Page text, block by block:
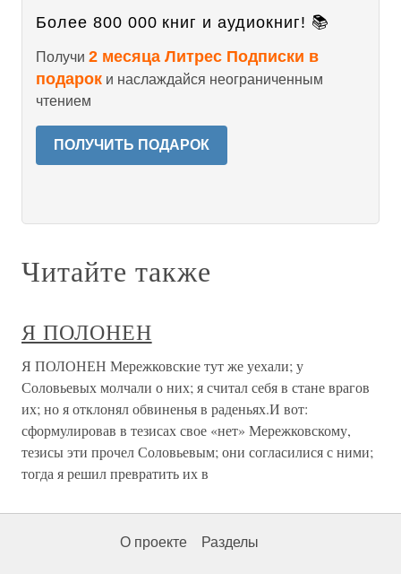
Более 800 000 книг и аудиокниг! 📚
Получи 2 месяца Литрес Подписки в
подарок и наслаждайся неограниченным
чтением
ПОЛУЧИТЬ ПОДАРОК
Читайте также
Я ПОЛОНЕН
Я ПОЛОНЕН Мережковские тут же уехали; у
Соловьевых молчали о них; я считал себя в стане врагов
их; но я отклонял обвиненья в раденьях.И вот:
сформулировав в тезисах свое «нет» Мережковскому,
тезисы эти прочел Соловьевым; они согласилися с ними;
тогда я решил превратить их в
О проекте Разделы